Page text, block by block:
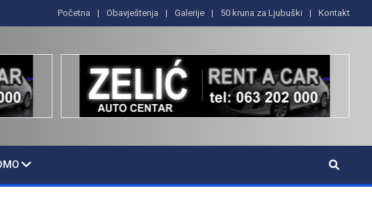
Početna Obavještenja Galerije 50 kruna za Ljubuški Kontakt